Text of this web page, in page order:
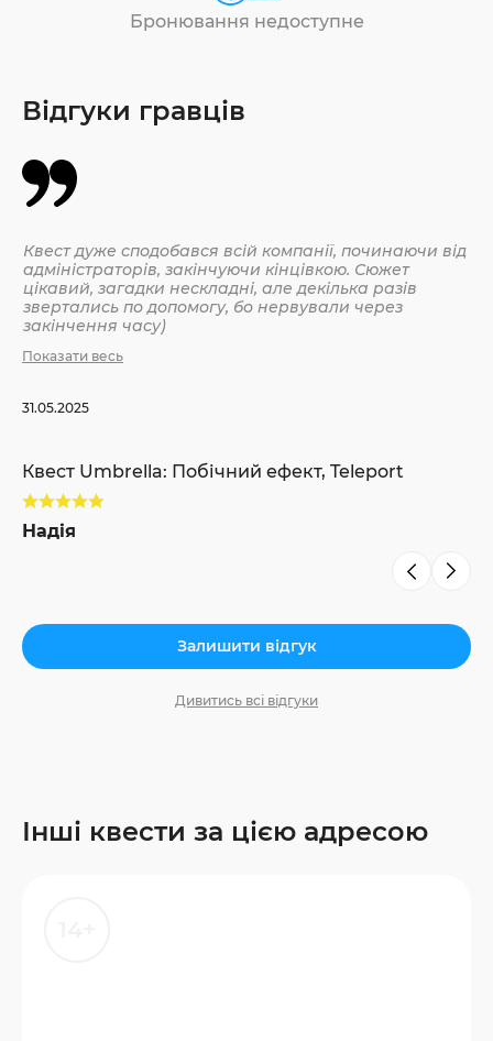
Бронювання недоступне
Відгуки гравців
Квест дуже сподобався всій компанії, починаючи від
адміністраторів, закінчуючи кінцівкою. Сюжет
цікавий, загадки нескладні, але декілька разів
звертались по допомогу, бо нервували через
закінчення часу)
Показати весь
31.05.2025
Квест Umbrella: Побічний ефект, Teleport
Надія
Залишити відгук
Дивитись всі відгуки
Інші квести за цією адресою